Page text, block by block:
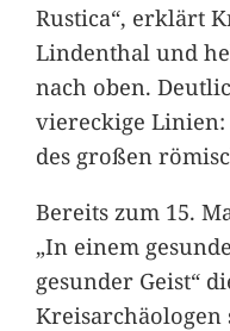
Rustica“, erklärt
Lindenthal und
nach oben.
viereckige Linien:
des großen
Bereits zum 15.
„In einem
gesunder Geist“
Kreisarchäologen